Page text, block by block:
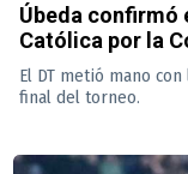
Úbeda confirmó
Católica por la
El DT metió mano
final del torneo.